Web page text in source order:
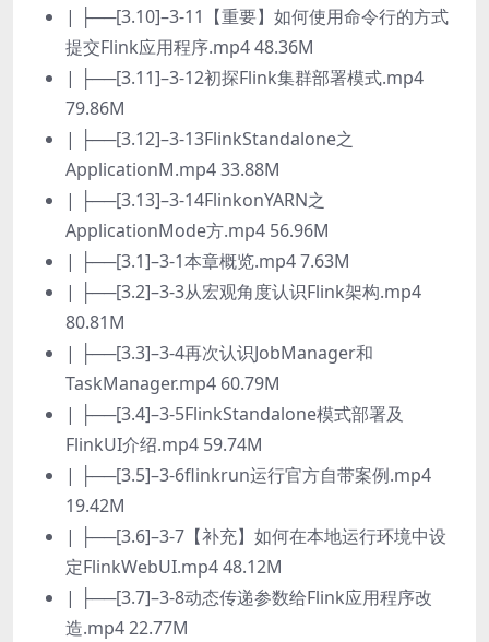
| ├──[3.10]–3-11【重要】如何使用命令行的方式
提交Flink应用程序.mp4 48.36M
| ├──[3.11]–3-12初探Flink集群部署模式.mp4
79.86M
| ├──[3.12]–3-13FlinkStandalone之
ApplicationM.mp4 33.88M
| ├──[3.13]–3-14FlinkonYARN之
ApplicationMode方.mp4 56.96M
| ├──[3.1]–3-1本章概览.mp4 7.63M
| ├──[3.2]–3-3从宏观角度认识Flink架构.mp4
80.81M
| ├──[3.3]–3-4再次认识JobManager和
TaskManager.mp4 60.79M
| ├──[3.4]–3-5FlinkStandalone模式部署及
FlinkUI介绍.mp4 59.74M
| ├──[3.5]–3-6flinkrun运行官方自带案例.mp4
19.42M
| ├──[3.6]–3-7【补充】如何在本地运行环境中设
定FlinkWebUI.mp4 48.12M
| ├──[3.7]–3-8动态传递参数给Flink应用程序改
造.mp4 22.77M